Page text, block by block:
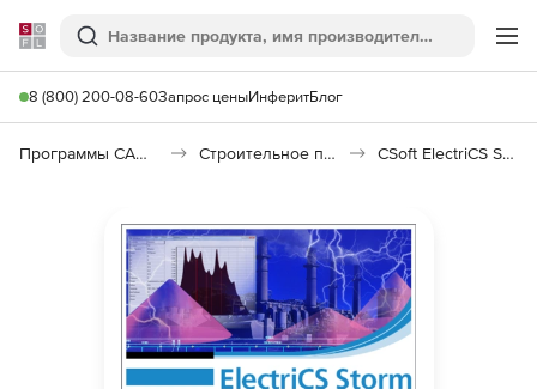
Softline
Поиск
8 (800) 200-08-60Запрос ценыИнферитБлог
Программы САПР и ГИС Строительное программное обеспечение CSoft ElectriCS Storm